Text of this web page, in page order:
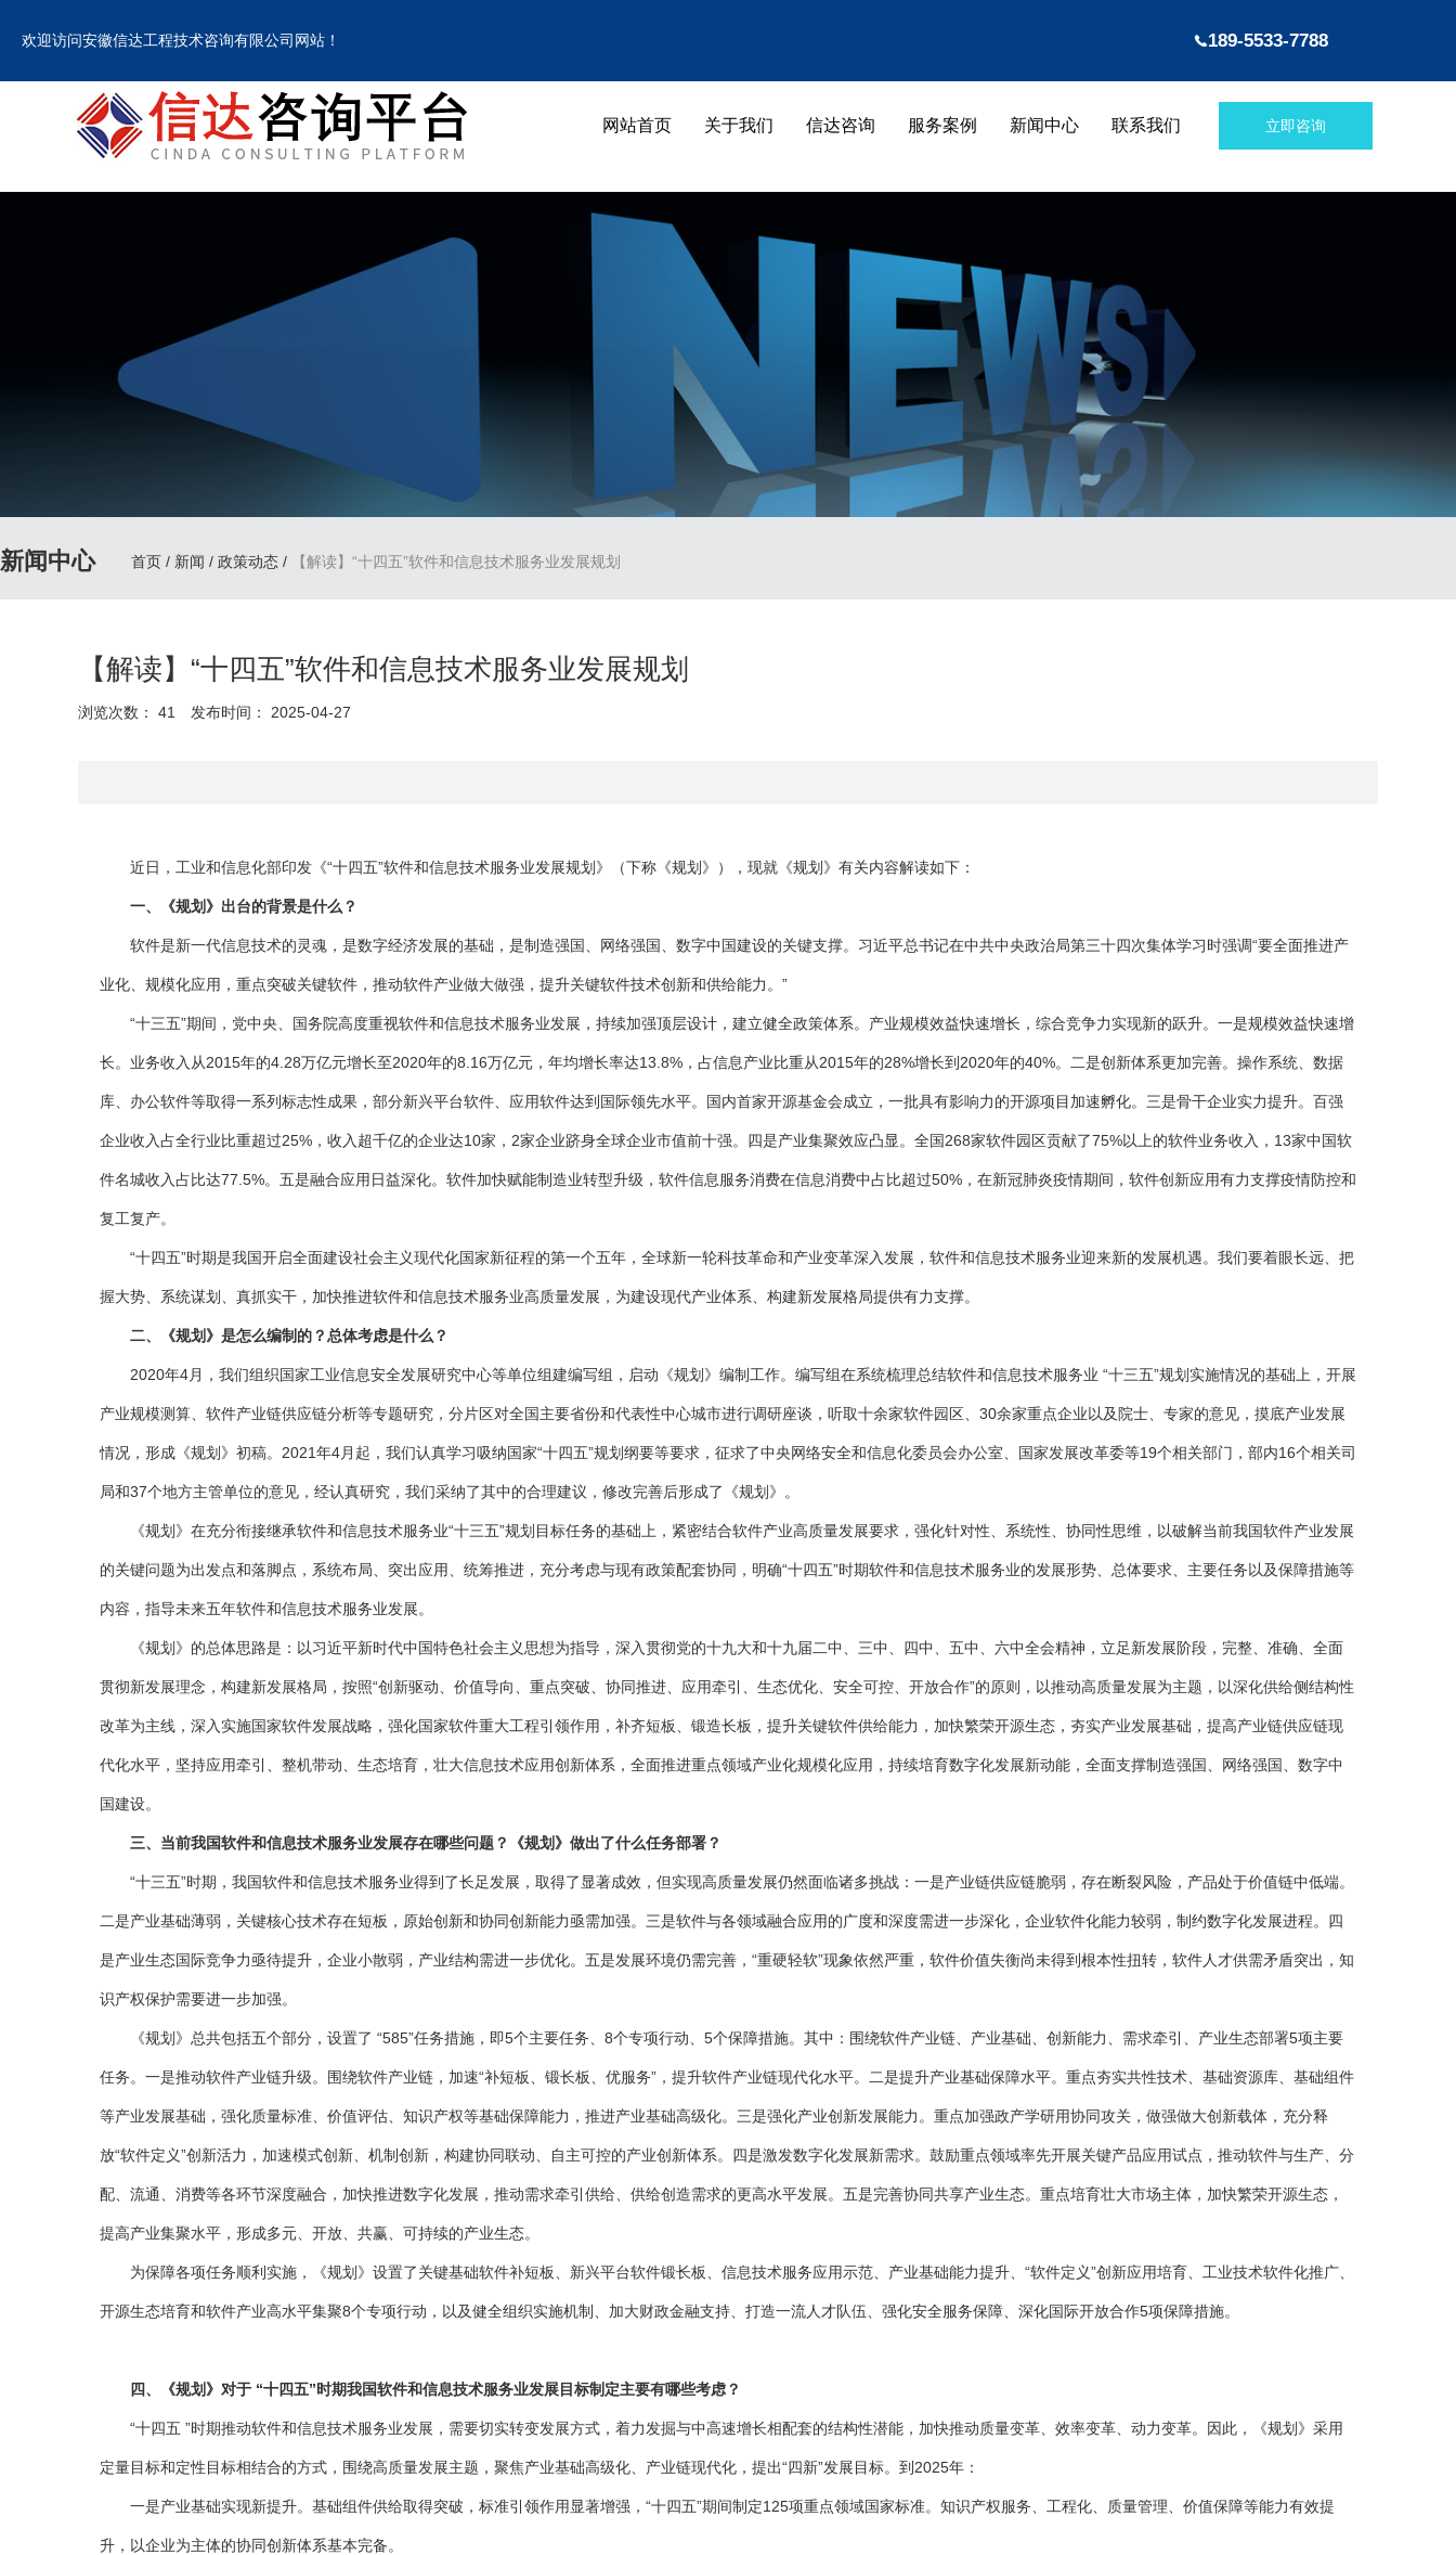
欢迎访问安徽信达工程技术咨询有限公司网站！ 189-5533-7788
欢迎访问安徽信达工程技术咨询有限公司网站！ 189-5533-7788
网站首页 关于我们 信达咨询 服务案例 新闻中心 联系我们 立即咨询
网站首页 关于我们 信达咨询 服务案例 新闻中心
联系我们
新闻中心 首页 / 新闻 / 政策动态 / 【解读】“十四五”软件和信息技术服务业发展规划
【解读】“十四五”软件和信息技术服务业发展规划
浏览次数： 41 发布时间： 2025-04-27
近日，工业和信息化部印发《“十四五”软件和信息技术服务业发展规划》（下称《规划》），现就《规划》有关内容解读如下：
一、《规划》出台的背景是什么？
软件是新一代信息技术的灵魂，是数字经济发展的基础，是制造强国、网络强国、数字中国建设的关键支撑。习近平总书记在中共中央政治局第三十四次集体学习时强调“要全面推进产
业化、规模化应用，重点突破关键软件，推动软件产业做大做强，提升关键软件技术创新和供给能力。”
“十三五”期间，党中央、国务院高度重视软件和信息技术服务业发展，持续加强顶层设计，建立健全政策体系。产业规模效益快速增长，综合竞争力实现新的跃升。一是规模效益快速增
长。业务收入从2015年的4.28万亿元增长至2020年的8.16万亿元，年均增长率达13.8%，占信息产业比重从2015年的28%增长到2020年的40%。二是创新体系更加完善。操作系统、数据
库、办公软件等取得一系列标志性成果，部分新兴平台软件、应用软件达到国际领先水平。国内首家开源基金会成立，一批具有影响力的开源项目加速孵化。三是骨干企业实力提升。百强
企业收入占全行业比重超过25%，收入超千亿的企业达10家，2家企业跻身全球企业市值前十强。四是产业集聚效应凸显。全国268家软件园区贡献了75%以上的软件业务收入，13家中国软
件名城收入占比达77.5%。五是融合应用日益深化。软件加快赋能制造业转型升级，软件信息服务消费在信息消费中占比超过50%，在新冠肺炎疫情期间，软件创新应用有力支撑疫情防控和
复工复产。
“十四五”时期是我国开启全面建设社会主义现代化国家新征程的第一个五年，全球新一轮科技革命和产业变革深入发展，软件和信息技术服务业迎来新的发展机遇。我们要着眼长远、把
握大势、系统谋划、真抓实干，加快推进软件和信息技术服务业高质量发展，为建设现代产业体系、构建新发展格局提供有力支撑。
二、《规划》是怎么编制的？总体考虑是什么？
2020年4月，我们组织国家工业信息安全发展研究中心等单位组建编写组，启动《规划》编制工作。编写组在系统梳理总结软件和信息技术服务业 “十三五”规划实施情况的基础上，开展
产业规模测算、软件产业链供应链分析等专题研究，分片区对全国主要省份和代表性中心城市进行调研座谈，听取十余家软件园区、30余家重点企业以及院士、专家的意见，摸底产业发展
情况，形成《规划》初稿。2021年4月起，我们认真学习吸纳国家“十四五”规划纲要等要求，征求了中央网络安全和信息化委员会办公室、国家发展改革委等19个相关部门，部内16个相关司
局和37个地方主管单位的意见，经认真研究，我们采纳了其中的合理建议，修改完善后形成了《规划》。
《规划》在充分衔接继承软件和信息技术服务业“十三五”规划目标任务的基础上，紧密结合软件产业高质量发展要求，强化针对性、系统性、协同性思维，以破解当前我国软件产业发展
的关键问题为出发点和落脚点，系统布局、突出应用、统筹推进，充分考虑与现有政策配套协同，明确“十四五”时期软件和信息技术服务业的发展形势、总体要求、主要任务以及保障措施等
内容，指导未来五年软件和信息技术服务业发展。
《规划》的总体思路是：以习近平新时代中国特色社会主义思想为指导，深入贯彻党的十九大和十九届二中、三中、四中、五中、六中全会精神，立足新发展阶段，完整、准确、全面
贯彻新发展理念，构建新发展格局，按照“创新驱动、价值导向、重点突破、协同推进、应用牵引、生态优化、安全可控、开放合作”的原则，以推动高质量发展为主题，以深化供给侧结构性
改革为主线，深入实施国家软件发展战略，强化国家软件重大工程引领作用，补齐短板、锻造长板，提升关键软件供给能力，加快繁荣开源生态，夯实产业发展基础，提高产业链供应链现
代化水平，坚持应用牵引、整机带动、生态培育，壮大信息技术应用创新体系，全面推进重点领域产业化规模化应用，持续培育数字化发展新动能，全面支撑制造强国、网络强国、数字中
国建设。
三、当前我国软件和信息技术服务业发展存在哪些问题？《规划》做出了什么任务部署？
“十三五”时期，我国软件和信息技术服务业得到了长足发展，取得了显著成效，但实现高质量发展仍然面临诸多挑战：一是产业链供应链脆弱，存在断裂风险，产品处于价值链中低端。
二是产业基础薄弱，关键核心技术存在短板，原始创新和协同创新能力亟需加强。三是软件与各领域融合应用的广度和深度需进一步深化，企业软件化能力较弱，制约数字化发展进程。四
是产业生态国际竞争力亟待提升，企业小散弱，产业结构需进一步优化。五是发展环境仍需完善，“重硬轻软”现象依然严重，软件价值失衡尚未得到根本性扭转，软件人才供需矛盾突出，知
识产权保护需要进一步加强。
《规划》总共包括五个部分，设置了 “585”任务措施，即5个主要任务、8个专项行动、5个保障措施。其中：围绕软件产业链、产业基础、创新能力、需求牵引、产业生态部署5项主要
任务。一是推动软件产业链升级。围绕软件产业链，加速“补短板、锻长板、优服务”，提升软件产业链现代化水平。二是提升产业基础保障水平。重点夯实共性技术、基础资源库、基础组件
等产业发展基础，强化质量标准、价值评估、知识产权等基础保障能力，推进产业基础高级化。三是强化产业创新发展能力。重点加强政产学研用协同攻关，做强做大创新载体，充分释
放“软件定义”创新活力，加速模式创新、机制创新，构建协同联动、自主可控的产业创新体系。四是激发数字化发展新需求。鼓励重点领域率先开展关键产品应用试点，推动软件与生产、分
配、流通、消费等各环节深度融合，加快推进数字化发展，推动需求牵引供给、供给创造需求的更高水平发展。五是完善协同共享产业生态。重点培育壮大市场主体，加快繁荣开源生态，
提高产业集聚水平，形成多元、开放、共赢、可持续的产业生态。
为保障各项任务顺利实施，《规划》设置了关键基础软件补短板、新兴平台软件锻长板、信息技术服务应用示范、产业基础能力提升、“软件定义”创新应用培育、工业技术软件化推广、
开源生态培育和软件产业高水平集聚8个专项行动，以及健全组织实施机制、加大财政金融支持、打造一流人才队伍、强化安全服务保障、深化国际开放合作5项保障措施。
四、《规划》对于 “十四五”时期我国软件和信息技术服务业发展目标制定主要有哪些考虑？
“十四五 ”时期推动软件和信息技术服务业发展，需要切实转变发展方式，着力发掘与中高速增长相配套的结构性潜能，加快推动质量变革、效率变革、动力变革。因此，《规划》采用
定量目标和定性目标相结合的方式，围绕高质量发展主题，聚焦产业基础高级化、产业链现代化，提出“四新”发展目标。到2025年：
一是产业基础实现新提升。基础组件供给取得突破，标准引领作用显著增强，“十四五”期间制定125项重点领域国家标准。知识产权服务、工程化、质量管理、价值保障等能力有效提
升，以企业为主体的协同创新体系基本完备。